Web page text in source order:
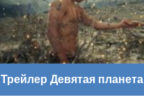
Трейлер Девятая планета